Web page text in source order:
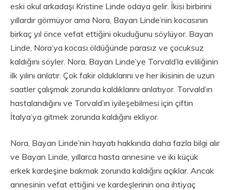
eski okul arkadaşı Kristine Linde odaya gelir. İkisi birbirini
yıllardır görmüyor ama Nora, Bayan Linde’nin kocasının
birkaç yıl önce vefat ettiğini okuduğunu söylüyor. Bayan
Linde, Nora’ya kocası öldüğünde parasız ve çocuksuz
kaldığını söyler. Nora, Bayan Linde’ye Torvald’la evliliğinin
ilk yılını anlatır. Çok fakir olduklarını ve her ikisinin de uzun
saatler çalışmak zorunda kaldıklarını anlatıyor. Torvald’ın
hastalandığını ve Torvald’ın iyileşebilmesi için çiftin
İtalya’ya gitmek zorunda kaldığını ekliyor.
Nora, Bayan Linde’nin hayatı hakkında daha fazla bilgi alır
ve Bayan Linde, yıllarca hasta annesine ve iki küçük
erkek kardeşine bakmak zorunda kaldığını açıklar. Ancak
annesinin vefat ettiğini ve kardeşlerinin ona ihtiyaç